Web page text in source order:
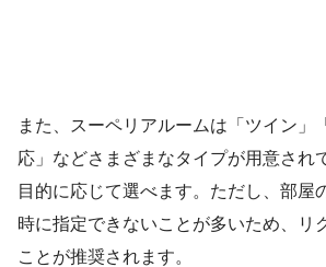
また、スーペリアルームは「ツイン」
応」などさまざまなタイプが用意され
目的に応じて選べます。ただし、部屋
時に指定できないことが多いため、リ
ことが推奨されます。